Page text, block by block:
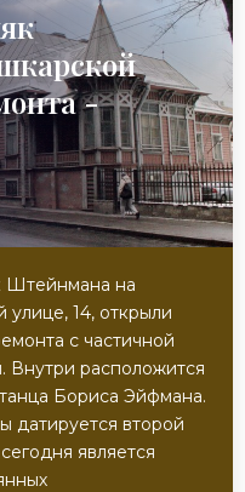
-
Штейнмана на
14, открыли
с частичной
Внутри расположится
Бориса Эйфмана.
датируется второй
является